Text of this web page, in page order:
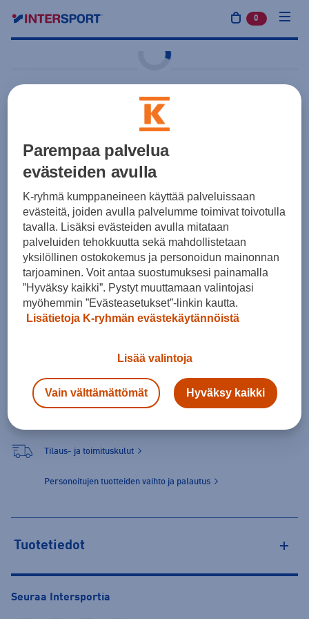
0 tuotetta
Team
Juomapullo 1L
4,90 € Valkoinen
Yksilötilaus Joukkuetilaus
Koot
Vapaaehtoiset painatukset
4,90 €Valitse ensin koko
Tilaus- ja toimituskulut
Personoitujen tuotteiden vaihto ja palautus
Tuotetiedot
Seuraa Intersportia
Parempaa palvelua
evästeiden avulla
K-ryhmä kumppaneineen käyttää palveluissaan
evästeitä, joiden avulla palvelumme toimivat toivotulla
tavalla. Lisäksi evästeiden avulla mitataan
palveluiden tehokkuutta sekä mahdollistetaan
yksilöllinen ostokokemus ja personoidun mainonnan
tarjoaminen. Voit antaa suostumuksesi painamalla
”Hyväksy kaikki”. Pystyt muuttamaan valintojasi
myöhemmin ”Evästeasetukset”-linkin kautta.
Lisätietoja K-ryhmän evästekäytännöistä
Lisää valintoja
Vain välttämättömät Hyväksy kaikki